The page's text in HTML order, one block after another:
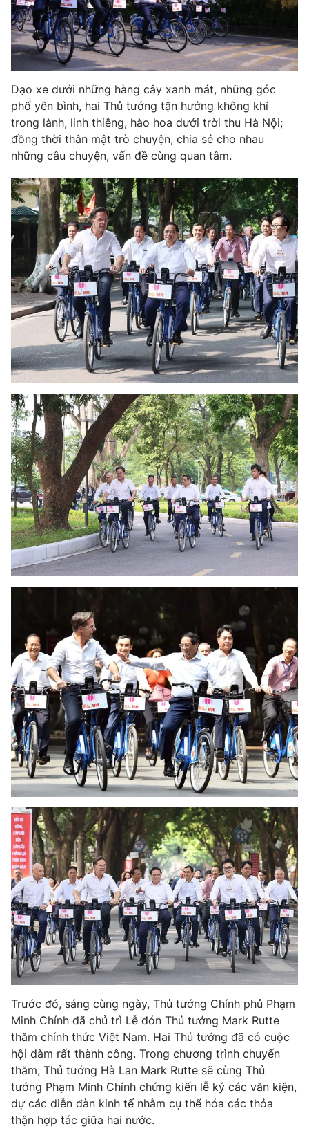
Emagazine Podcast
Photo Infographic
Video Shorts video
VTV Money VTV Thể thao
VTV Sức khoẻ Bất động sản
Thị trường 24h Tấm lòng Việt
VTV4 Vươn mình bằng AI
VTV9 VTV8
Liên hệ tòa soạn English
THỜI BÁO VTV
Theo dõi báo trên
Cơ quan chủ quản:Đài Truyền hình Việt Nam
Cơ quan báo chí:Thời báo VTV
Giấy phép hoạt động báo in và báo điện tử số 483/GP-BTTTT
cấp ngày 29/12/2023
Tổng Biên tập:Vũ Thanh Thủy
Phó Tổng Biên tập:
Nguyễn Thị Mỹ Hạnh, Phạm Quốc Thắng,
Nguyễn Trọng Ninh
Tổng đài VTV:024.38 355 931 - 024.38 355 932
Ðiện thoại Thời báo VTV:024.66 897 897
Email:toasoan@vtv.vn
Liên hệ quảng cáo: 024-7300.7108
® Cấm sao chép dưới mọi hình thức nếu không có sự chấp
thuận bằng văn bản. Ghi rõ nguồn VTV.vn khi phát hành lại
thông tin từ website này.
Dạo xe dưới những hàng cây xanh mát, những góc
phố yên bình, hai Thủ tướng tận hưởng không khí
trong lành, linh thiêng, hào hoa dưới trời thu Hà Nội;
đồng thời thân mật trò chuyện, chia sẻ cho nhau
những câu chuyện, vấn đề cùng quan tâm.
Trước đó, sáng cùng ngày, Thủ tướng Chính phủ Phạm
Minh Chính đã chủ trì Lễ đón Thủ tướng Mark Rutte
thăm chính thức Việt Nam. Hai Thủ tướng đã có cuộc
hội đàm rất thành công. Trong chương trình chuyến
thăm, Thủ tướng Hà Lan Mark Rutte sẽ cùng Thủ
tướng Phạm Minh Chính chứng kiến lễ ký các văn kiện,
dự các diễn đàn kinh tế nhằm cụ thể hóa các thỏa
thận hợp tác giữa hai nước.